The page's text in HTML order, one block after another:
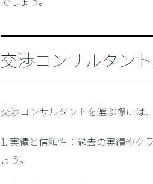
交渉コンサルタン
交渉コンサルタントを選ぶ際には
1. 実績と信頼性 ：過去の実績やク
ょう。